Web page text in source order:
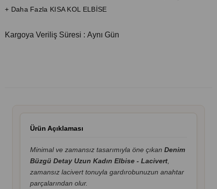
+ Daha Fazla KISA KOL ELBİSE
Kargoya Veriliş Süresi : Aynı Gün
Ürün Açıklaması
Minimal ve zamansız tasarımıyla öne çıkan Denim
Büzgü Detay Uzun Kadın Elbise - Lacivert
zamansız lacivert tonuyla gardırobunuzun anahtar
parçalarından olur.